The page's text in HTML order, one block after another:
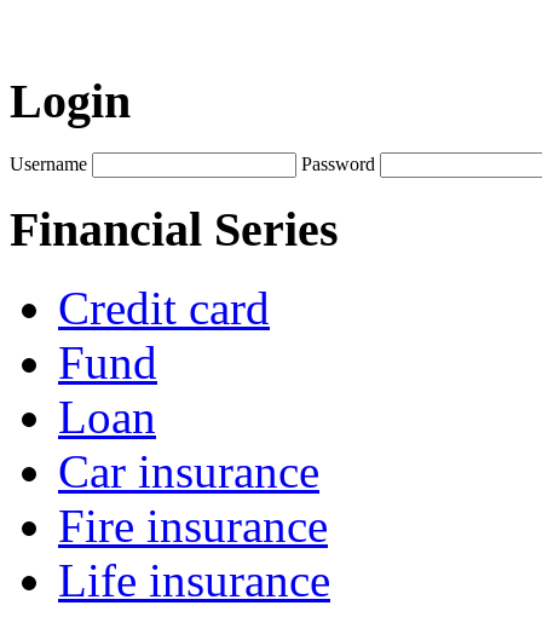
Login
Username Password
Financial Series
Credit card
Fund
Loan
Car insurance
Fire insurance
Life insurance